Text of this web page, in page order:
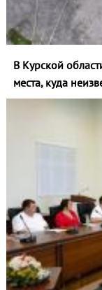
В Курской
места, куда